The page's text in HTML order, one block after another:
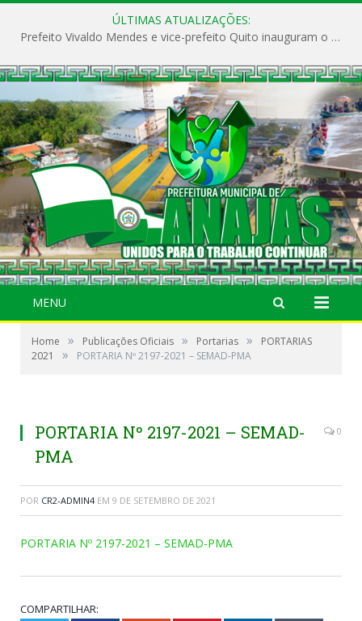
ÚLTIMAS ATUALIZAÇÕES:
Prefeito Vivaldo Mendes e vice-prefeito Quito inauguram o CAPS e fortalecem a saúde pública em Anajás.
MENU
Home » Publicações Oficiais » Portarias »
PORTARIAS
2021
» PORTARIA Nº 2197-2021 – SEMAD-PMA
PORTARIA Nº 2197-2021 – SEMAD-
PMA
0
POR CR2-ADMIN4 EM 9 DE SETEMBRO DE 2021
PORTARIA Nº 2197-2021 – SEMAD-PMA
COMPARTILHAR: